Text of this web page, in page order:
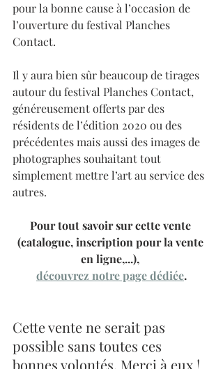
pour la bonne cause à l’occasion de
l’ouverture du festival Planches
Contact.
Il y aura bien sûr beaucoup de tirages
autour du festival Planches Contact,
généreusement offerts par des
résidents de l’édition 2020 ou des
précédentes mais aussi des images de
photographes souhaitant tout
simplement mettre l’art au service des
autres.
Pour tout savoir sur cette vente
(catalogue, inscription pour la vente
en ligne,...),
découvrez notre page dédiée.
Cette vente ne serait pas
possible sans toutes ces
bonnes volontés. Merci à eux !